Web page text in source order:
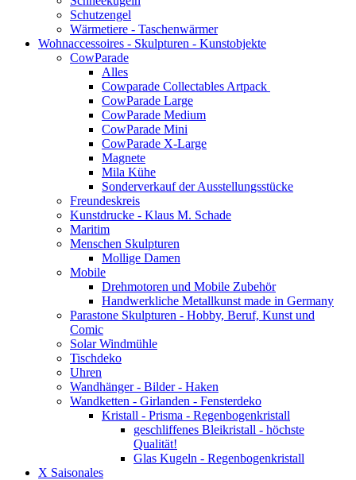
Schutzengel
Wärmetiere - Taschenwärmer
Wohnaccessoires - Skulpturen - Kunstobjekte
CowParade
Alles
Cowparade Collectables Artpack
CowParade Large
CowParade Medium
CowParade Mini
CowParade X-Large
Magnete
Mila Kühe
Sonderverkauf der Ausstellungsstücke
Freundeskreis
Kunstdrucke - Klaus M. Schade
Maritim
Menschen Skulpturen
Mollige Damen
Mobile
Drehmotoren und Mobile Zubehör
Handwerkliche Metallkunst made in Germany
Parastone Skulpturen - Hobby, Beruf, Kunst und
Comic
Solar Windmühle
Tischdeko
Uhren
Wandhänger - Bilder - Haken
Wandketten - Girlanden - Fensterdeko
Kristall - Prisma - Regenbogenkristall
geschliffenes Bleikristall - höchste
Qualität!
Glas Kugeln - Regenbogenkristall
X Saisonales